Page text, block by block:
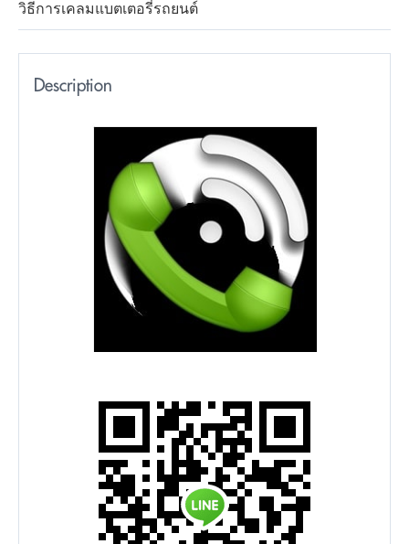
วิธีการเคลมแบตเตอรี่รถยนต์
Description